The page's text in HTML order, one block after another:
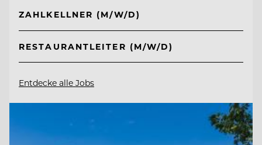
ZAHLKELLNER (M/W/D)
RESTAURANTLEITER (M/W/D)
Entdecke alle Jobs